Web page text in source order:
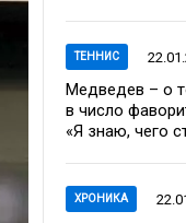
ТЕННИС
Медведев – о
в число
«Я знаю, чего
ХРОНИКА